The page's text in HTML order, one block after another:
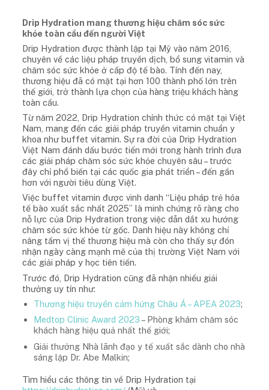
Drip Hydration mang thương hiệu chăm sóc sức
khỏe toàn cầu đến người Việt
Drip Hydration được thành lập tại Mỹ vào năm 2016,
chuyên về các liệu pháp truyền dịch, bổ sung vitamin và
chăm sóc sức khỏe ở cấp độ tế bào. Tính đến nay,
thương hiệu đã có mặt tại hơn 100 thành phố lớn trên
thế giới, trở thành lựa chọn của hàng triệu khách hàng
toàn cầu.
Từ năm 2022, Drip Hydration chính thức có mặt tại Việt
Nam, mang đến các giải pháp truyền vitamin chuẩn y
khoa như buffet vitamin. Sự ra đời của Drip Hydration
Việt Nam đánh dấu bước tiến mới trong hành trình đưa
các giải pháp chăm sóc sức khỏe chuyên sâu – trước
đây chỉ phổ biến tại các quốc gia phát triển – đến gần
hơn với người tiêu dùng Việt.
Việc buffet vitamin được vinh danh “Liệu pháp trẻ hóa
tế bào xuất sắc nhất 2025” là minh chứng rõ ràng cho
nỗ lực của Drip Hydration trong việc dẫn dắt xu hướng
chăm sóc sức khỏe từ gốc. Danh hiệu này không chỉ
nâng tầm vị thế thương hiệu mà còn cho thấy sự đón
nhận ngày càng mạnh mẽ của thị trường Việt Nam với
các giải pháp y học tiên tiến.
Trước đó, Drip Hydration cũng đã nhận nhiều giải
thưởng uy tín như:
Thương hiệu truyền cảm hứng Châu Á – APEA 2023;
Medtop Clinic Award 2023 – Phòng khám chăm sóc
khách hàng hiệu quả nhất thế giới;
Giải thưởng Nhà lãnh đạo y tế xuất sắc dành cho nhà
sáng lập Dr. Abe Malkin;
Tìm hiểu các thông tin về Drip Hydration tại